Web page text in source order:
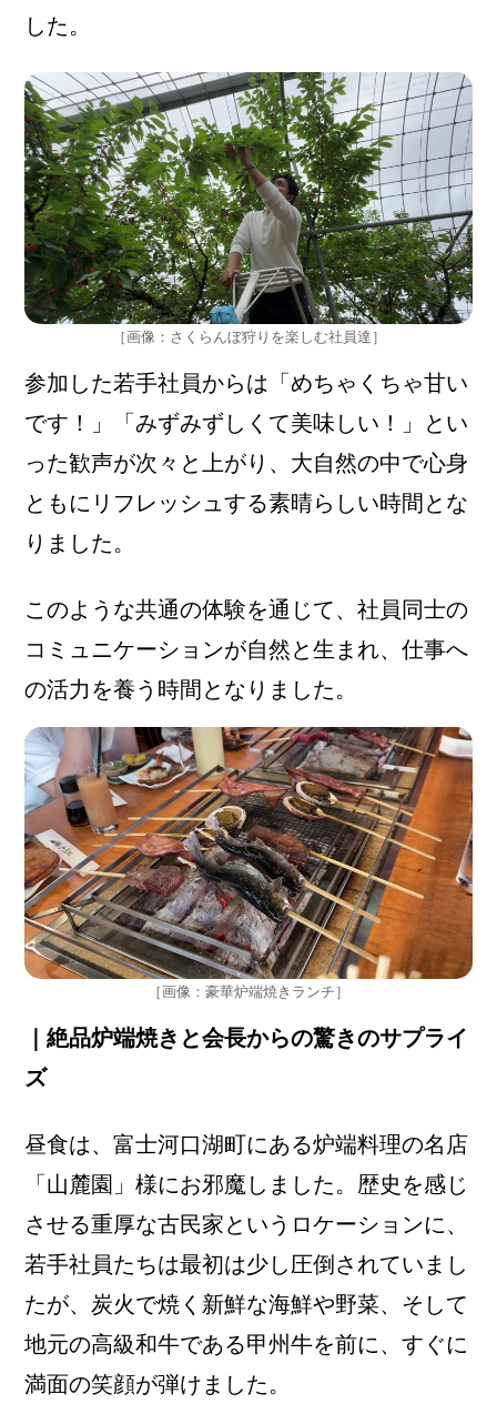
した。
［画像：さくらんぼ狩りを楽しむ社員達］
参加した若手社員からは「めちゃくちゃ甘い
です！」「みずみずしくて美味しい！」とい
った歓声が次々と上がり、大自然の中で心身
ともにリフレッシュする素晴らしい時間とな
りました。
このような共通の体験を通じて、社員同士の
コミュニケーションが自然と生まれ、仕事へ
の活力を養う時間となりました。
［画像：豪華炉端焼きランチ］
｜絶品炉端焼きと会長からの驚きのサプライ
ズ
昼食は、富士河口湖町にある炉端料理の名店
「山麓園」様にお邪魔しました。歴史を感じ
させる重厚な古民家というロケーションに、
若手社員たちは最初は少し圧倒されていまし
たが、炭火で焼く新鮮な海鮮や野菜、そして
地元の高級和牛である甲州牛を前に、すぐに
満面の笑顔が弾けました。